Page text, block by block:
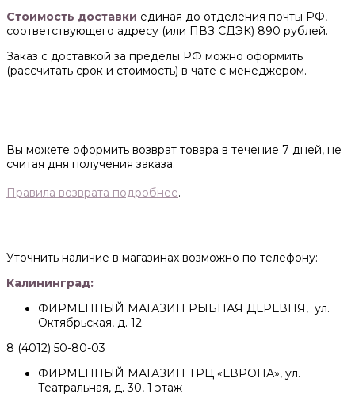
Стоимость доставки единая до отделения почты РФ,
соответствующего адресу (или ПВЗ СДЭК) 890 рублей.
Заказ с доставкой за пределы РФ можно оформить
(рассчитать срок и стоимость) в чате с менеджером.
Вы можете оформить возврат товара в течение 7 дней, не
считая дня получения заказа.
Правила возврата подробнее.
Уточнить наличие в магазинах возможно по телефону:
Калининград:
ФИРМЕННЫЙ МАГАЗИН РЫБНАЯ ДЕРЕВНЯ, ул.
Октябрьская, д. 12
8 (4012) 50-80-03
ФИРМЕННЫЙ МАГАЗИН ТРЦ «ЕВРОПА», ул.
Театральная, д. 30, 1 этаж